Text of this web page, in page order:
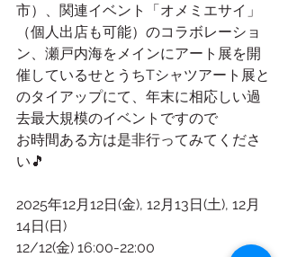
市）、関連イベント「オメミエサイ」
（個人出店も可能）のコラボレーショ
ン、瀬戸内海をメインにアート展を開
催しているせとうちTシャツアート展と
のタイアップにて、年末に相応しい過
去最大規模のイベントですので
お時間ある方は是非行ってみてくださ
い🎵
2025年12月12日(金), 12月13日(土), 12月
14日(日)
12/12(金) 16:00-22:00